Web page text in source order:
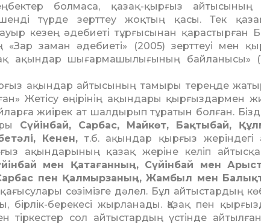
болмаса, қазақ-қырғыз айтысының
түрде зерт­теу жоқтың қасы. Тек
кезең әде­биеті тұрғысынан қарастырған
«Зар заман әдебиеті» (2005) зерттеуі мен
ақындар шы­­ғармашылығының байланысы»
ақындар ай­­тысының тамыры тереңде
Жетісу өңірінің ақындары қырғыздармен
жиірек ат шал­дырып тұратын болған.
Сүйінбай, Сарбас, Майкөт, Бақтыбай,
Кенен, т.б. ақындар қыр­ғыз жеріндегі
ақындарының қазақ жеріне ке­ліп
мен Қатағанның, Сүйінбай мен
Сарбас пен Қал­мырзаның, Жамбыл мен
қағысулары сөзімізге дә­лел. Бұл айтыстардың
бірлік-берекесі жыр­лана­ды. Қазақ пен
тіркестер сол айтыстардың үс­тінде